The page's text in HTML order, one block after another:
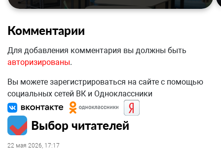
Комментарии
Для добавления комментария вы должны быть
авторизированы.
Вы можете зарегистрироваться на сайте с помощью
социальных сетей ВК и Одноклассники
Выбор читателей
22 мая 2026, 17:17